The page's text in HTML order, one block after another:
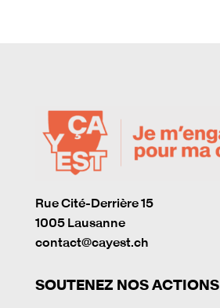
Rue Cité-Derrière 15
1005 Lausanne
contact@cayest.ch
SOUTENEZ NOS ACTIONS